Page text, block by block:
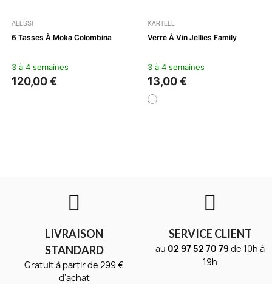
ALESSI
6 Tasses À Moka Colombina
3 à 4 semaines
120,00 €
KARTELL
Verre À Vin Jellies Family
3 à 4 semaines
13,00 €
LIVRAISON
STANDARD
Gratuit à partir de 299 €
d'achat
SERVICE CLIENT
au 02 97 52 70 79 de 10h à
19h